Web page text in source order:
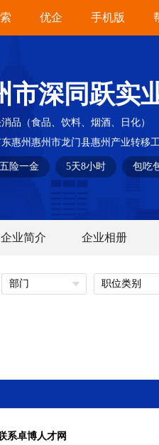
优企 手机版
市深同跃实
品（食品、饮料、烟酒、日化）
东惠州惠州市龙门县惠州产业转移
五险一金 5天8小时 包吃
企业简介 企业相册
部门 职位类别
系卓博人才网